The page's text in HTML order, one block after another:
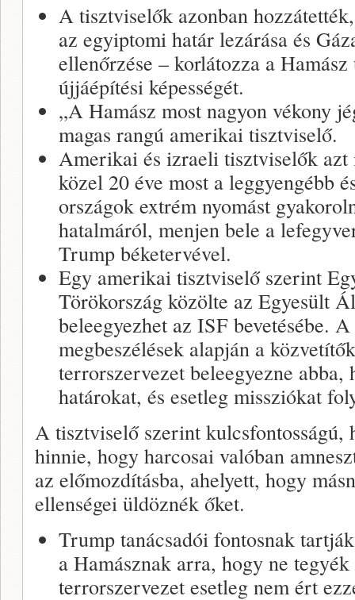
A tisztviselők azonban
az egyiptomi határ lezárása és
ellenőrzése – korlátozza a
újjáépítési képességét.
„A Hamász most nagyon vékony
magas rangú amerikai tisztviselő.
Amerikai és izraeli tisztviselők
közel 20 éve most a leggyengébb
országok extrém nyomást
hatalmáról, menjen bele a
Trump béketervével.
Egy amerikai tisztviselő szerint
Törökország közölte az Egyesült
beleegyezhet az ISF bevetésébe.
megbeszélések alapján a
terrorszervezet beleegyezne
határokat, és esetleg missziókat
A tisztviselő szerint kulcsfontosságú,
hinnie, hogy harcosai valóban
az előmozdításba, ahelyett, hogy
ellenségei üldöznék őket.
Trump tanácsadói fontosnak
a Hamásznak arra, hogy ne
terrorszervezet esetleg nem ért